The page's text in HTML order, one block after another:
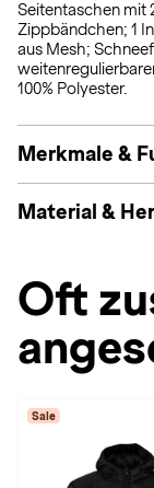
Seitentaschen mit
Zippbändchen; 1
aus Mesh;
100% Polyester.
Merkmale &
Material &
Oft
Sale